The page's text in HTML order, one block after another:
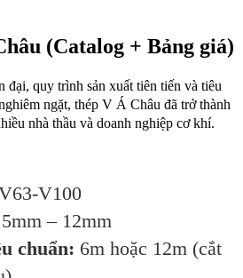
(Catalog + Bảng giá)
đại, quy trình sản xuất tiên tiến và tiêu
ngặt, thép V Á Châu đã trở thành
nhà thầu và doanh nghiệp cơ khí.
V100
5mm – 12mm
chuẩn: 6m hoặc 12m (cắt